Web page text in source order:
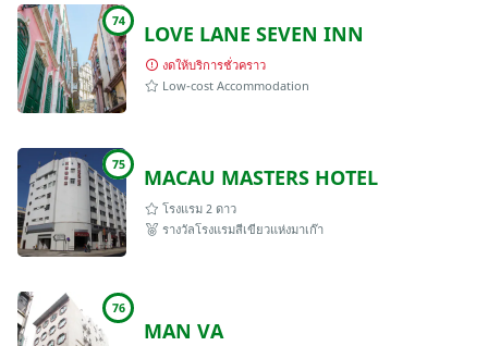
74 LOVE LANE SEVEN INN
งดให้บริการชั่วคราว
Low-cost Accommodation
75 MACAU MASTERS HOTEL
โรงแรม 2 ดาว
รางวัลโรงแรมสีเขียวแห่งมาเก๊า
76
MAN VA